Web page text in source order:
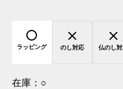
ラッピング のし対応 仏のし
在庫： ○